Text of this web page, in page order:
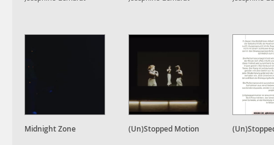
Midnight Zone (Un)Stopped Motion